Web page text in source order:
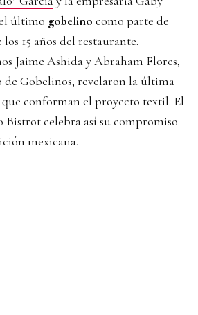
último gobelino como parte de
15 años del restaurante.
Jaime Ashida y Abraham Flores,
de Gobelinos, revelaron la última
que conforman el proyecto textil. El
Bistrot celebra así su compromiso
mexicana.